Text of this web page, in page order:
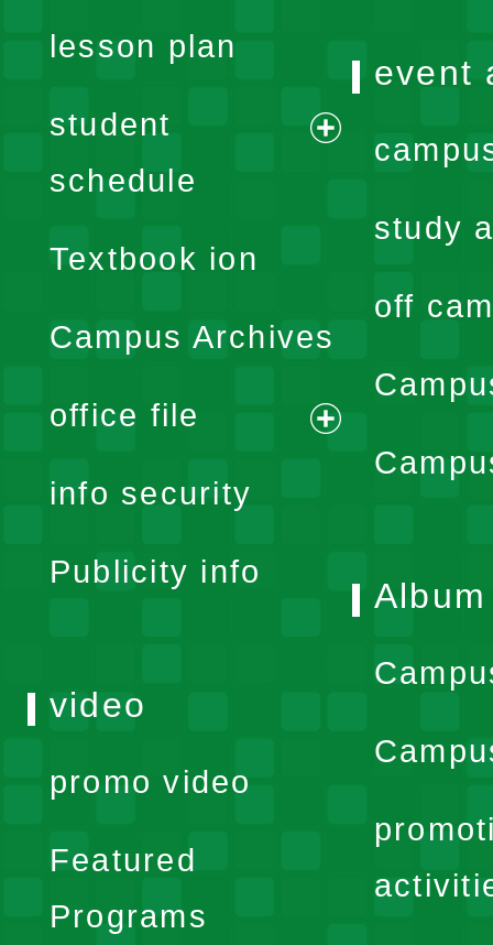
lesson plan
student
schedule
expand
menu
Textbook ion
Campus Archives
office file
expand
info security
Publicity info
event
study
off
Album
video
promo video
Featured
Programs